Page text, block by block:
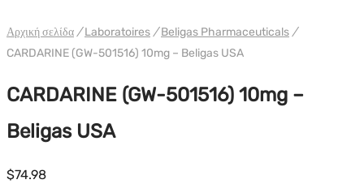
Αρχική σελίδα / Laboratoires / Beligas Pharmaceuticals /
CARDARINE (GW-501516) 10mg – Beligas USA
CARDARINE (GW-501516) 10mg –
Beligas USA
$74.98